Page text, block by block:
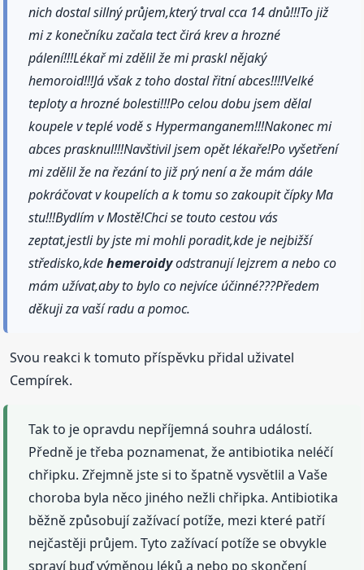
nich dostal sillný průjem,který trval cca 14 dnů!!!To již
mi z konečníku začala tect čirá krev a hrozné
pálení!!!Lékař mi zdělil že mi praskl nějaký
hemoroid!!!Já však z toho dostal řitní abces!!!!Velké
teploty a hrozné bolesti!!!Po celou dobu jsem dělal
koupele v teplé vodě s Hypermanganem!!!Nakonec mi
abces prasknul!!!Navštivil jsem opět lékaře!Po vyšetření
mi zdělil že na řezání to již prý není a že mám dále
pokráčovat v koupelích a k tomu so zakoupit čípky Ma
stu!!!Bydlím v Mostě!Chci se touto cestou vás
zeptat,jestli by jste mi mohli poradit,kde je nejbižší
středisko,kdehemeroidyodstranují lejzrem a nebo co
mám užívat,aby to bylo co nejvíce účinné???Předem
děkuji za vaší radu a pomoc.
Svou reakci k tomuto příspěvku přidal uživatel
Cempírek.
Tak to je opravdu nepříjemná souhra událostí.
Předně je třeba poznamenat, že antibiotika neléčí
chřipku. Zřejmně jste si to špatně vysvětlil a Vaše
choroba byla něco jiného nežli chřipka. Antibiotika
běžně způsobují zažívací potíže, mezi které patří
nejčastěji průjem. Tyto zažívací potíže se obvykle
spraví buď výměnou léků a nebo po skončení